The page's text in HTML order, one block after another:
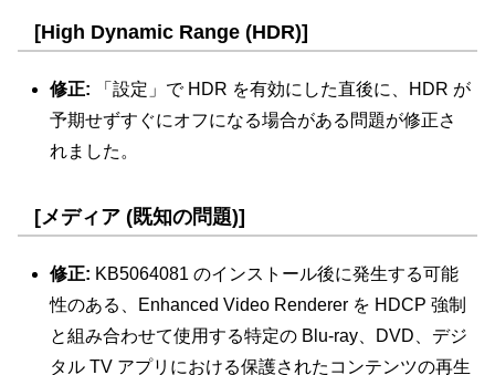
[High Dynamic Range (HDR)]
修正: 「設定」で HDR を有効にした直後に、HDR が
予期せずすぐにオフになる場合がある問題が修正さ
れました。
[メディア (既知の問題)]
修正: KB5064081 のインストール後に発生する可能
性のある、Enhanced Video Renderer を HDCP 強制
と組み合わせて使用する特定の Blu-ray、DVD、デジ
タル TV アプリにおける保護されたコンテンツの再生